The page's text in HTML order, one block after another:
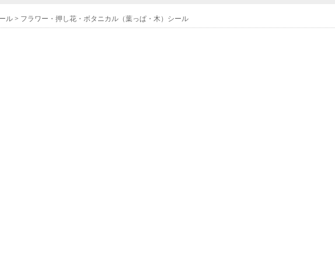
ル > フラワー・押し花・ボタニカル（葉っぱ・木）シール